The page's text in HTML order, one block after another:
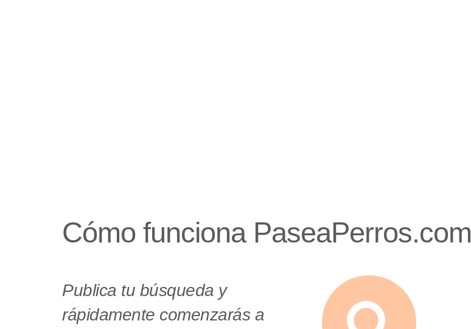
Cómo funciona PaseaPerros.com
Publica tu búsqueda y
rápidamente comenzarás a